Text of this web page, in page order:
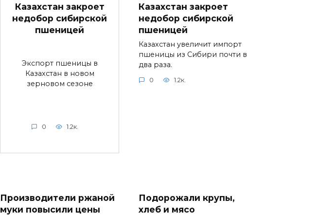
Казахстан закроет
недобор сибирской
пшеницей
Экспорт пшеницы в
Казахстан в новом
зерновом сезоне
0 1.2к.
Казахстан закроет
недобор сибирской
пшеницей
Казахстан увеличит импорт
пшеницы из Сибири почти в
два раза.
0 1.2к.
Производители ржаной
муки повысили цены
Подорожали крупы,
хлеб и мясо